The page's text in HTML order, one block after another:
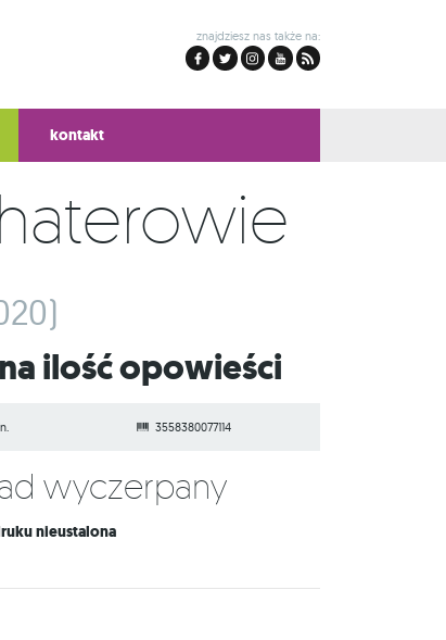
znajdziesz nas także na:
kontakt
ilość opowieści
3558380077114
wyczerpany
nieustalona